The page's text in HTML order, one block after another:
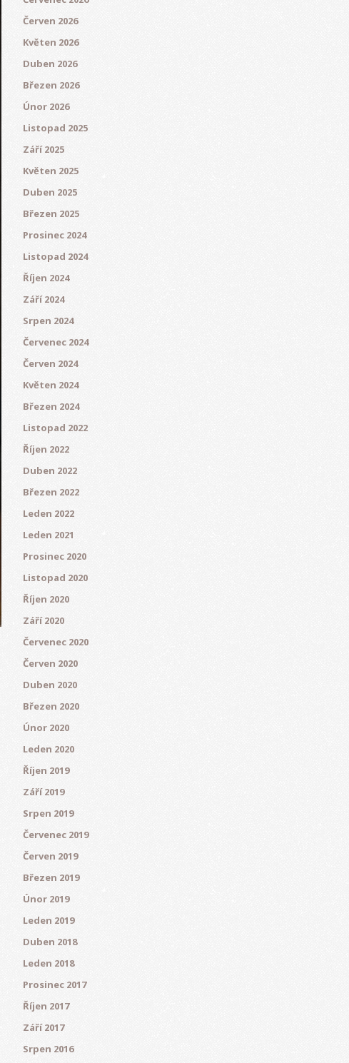
Červen 2026
Květen 2026
Duben 2026
Březen 2026
Únor 2026
Listopad 2025
Září 2025
Květen 2025
Duben 2025
Březen 2025
Prosinec 2024
Listopad 2024
Říjen 2024
Září 2024
Srpen 2024
Červenec 2024
Červen 2024
Květen 2024
Březen 2024
Listopad 2022
Říjen 2022
Duben 2022
Březen 2022
Leden 2022
Leden 2021
Prosinec 2020
Listopad 2020
Říjen 2020
Září 2020
Červenec 2020
Červen 2020
Duben 2020
Březen 2020
Únor 2020
Leden 2020
Říjen 2019
Září 2019
Srpen 2019
Červenec 2019
Červen 2019
Březen 2019
Únor 2019
Leden 2019
Duben 2018
Leden 2018
Prosinec 2017
Říjen 2017
Září 2017
Srpen 2016